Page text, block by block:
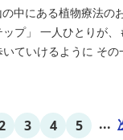
る植物療法のお店■ 「hatua
プ」 一人ひとりが
ていけるように その
店。 黄土スチームよもぎ蒸しや
養生講座、アロマ講
3 4 5 ...